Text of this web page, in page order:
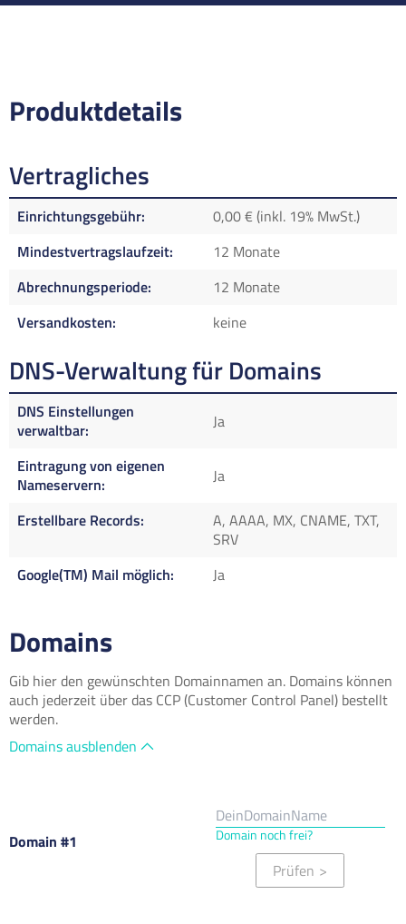
Produktdetails
Vertragliches
Einrichtungsgebühr
0,00 € (inkl. 19% MwSt.)
Mindestvertragslaufzeit
12 Monate
Abrechnungsperiode
12 Monate
Versandkosten
keine
DNS-Verwaltung für Domains
DNS Einstellungen
verwaltbar
Ja
Eintragung von eigenen
Nameservern
Ja
Erstellbare Records
A, AAAA, MX, CNAME, TXT,
SRV
Google(TM) Mail möglich
Ja
Domains
Gib hier den gewünschten Domainnamen an. Domains können
auch jederzeit über das CCP (Customer Control Panel) bestellt
werden.
Domains ausblenden
Domain #1 Domain noch frei?
Prüfen >